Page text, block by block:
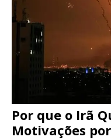
Por que o Irã
Motivações